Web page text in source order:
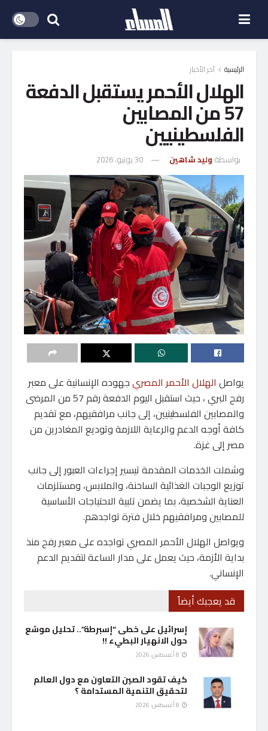
الرئيسية آخر الأخبار
الهلال الأحمر يستقبل الدفعة
57 من المصابين
الفلسطينيين
بواسطة وليد شاهين 30 يونيو، 2026
يواصل الهلال الأحمر المصريجهوده الإنسانية على معبر
رفح البري ، حيث استقبل اليوم الدفعة رقم 57 من المرضى
والمصابين الفلسطينيين، إلى جانب مرافقيهم، مع تقديم
كافة أوجه الدعم والرعاية اللازمة وتوديع المغادرين من
مصر إلى غزة.
وشملت الخدمات المقدمة تيسير إجراءات العبور إلى جانب
توزيع الوجبات الغذائية الساخنة، والملابس، ومستلزمات
العناية الشخصية، بما يضمن تلبية الاحتياجات الأساسية
للمصابين ومرافقيهم خلال فترة تواجدهم.
ويواصل الهلال الأحمر المصري تواجده على معبر رفح منذ
بداية الأزمة، حيث يعمل على مدار الساعة لتقديم الدعم
الإنساني.
قد يعجبك أيضاً
إسرائيل على خطى “إسبرطة”.. تحليل موسّع
حول الانهيار البطيء !!
كيف تقود الصين التعاون مع دول العالم
لتحقيق التنمية المستدامة ؟